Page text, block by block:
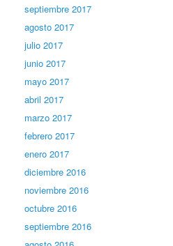
septiembre 2017
agosto 2017
julio 2017
junio 2017
mayo 2017
abril 2017
marzo 2017
febrero 2017
enero 2017
diciembre 2016
noviembre 2016
octubre 2016
septiembre 2016